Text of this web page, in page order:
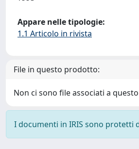
Appare nelle tipologie:
1.1 Articolo in rivista
File in questo prodotto:
Non ci sono file associati a
I documenti in IRIS sono protetti